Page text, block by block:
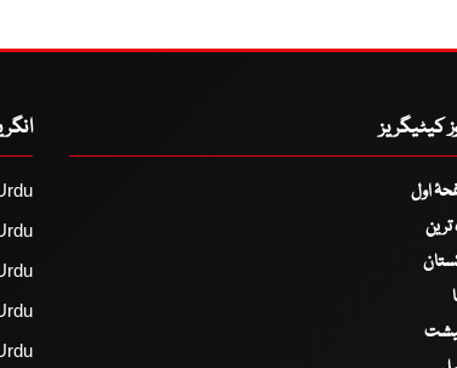
کیٹیگریز
اول
ترین